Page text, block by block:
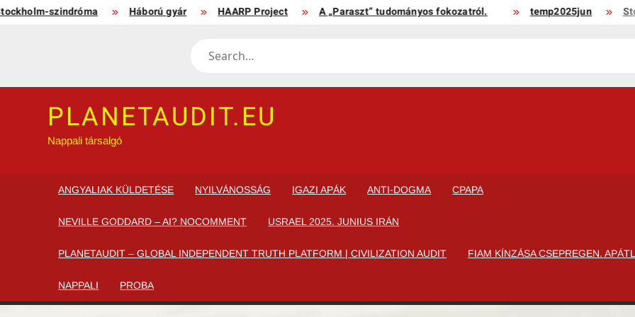
Skipszindróma Háború gyár HAARP Project A „Paraszt” tudományos fokozatról. temp2025jun
Search
PLANETAUDIT.EU
Nappali társalgó
ANGYALIAK KÜLDETÉSE NYILVÁNOSSÁG IGAZI APÁK ANTI-DOGMA CPAPA
NEVILLE GODDARD – AI? NOCOMMENT USRAEL 2025. JUNIUS IRÁN
PLANETAUDIT – GLOBAL INDEPENDENT TRUTH PLATFORM | CIVILIZATION AUDIT FIAM KÍNZÁSA CSEPREGEN.
NAPPALI PROBA